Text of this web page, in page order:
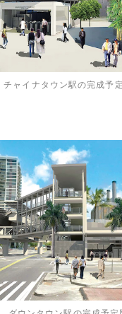
チャイナタウン駅の完成予